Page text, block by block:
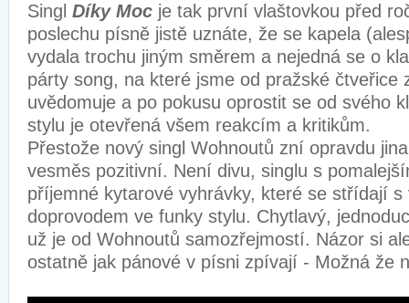
Singl Díky Moc je tak první vlaštovkou před
poslechu písně jistě uznáte, že se kapela
vydala trochu jiným směrem a nejedná se o
párty song, na které jsme od pražské čtveřice
uvědomuje a po pokusu oprostit se od svého
stylu je otevřená všem reakcím a kritikům.
Přestože nový singl Wohnoutů zní opravdu
vesměs pozitivní. Není divu, singlu s
příjemné kytarové vyhrávky, které se střídají s
doprovodem ve funky stylu. Chytlavý,
už je od Wohnoutů samozřejmostí. Názor si
ostatně jak pánové v písni zpívají - Možná že